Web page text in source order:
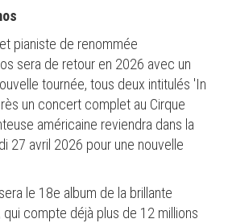
pianiste de renommée
sera de retour en 2026 avec un
tournée, tous deux intitulés 'In
un concert complet au Cirque
américaine reviendra dans la
27 avril 2026 pour une nouvelle
le 18e album de la brillante
compte déjà plus de 12 millions